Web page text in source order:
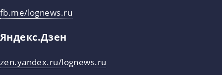
fb.me/lognews.ru
Яндекс.Дзен
zen.yandex.ru/lognews.ru